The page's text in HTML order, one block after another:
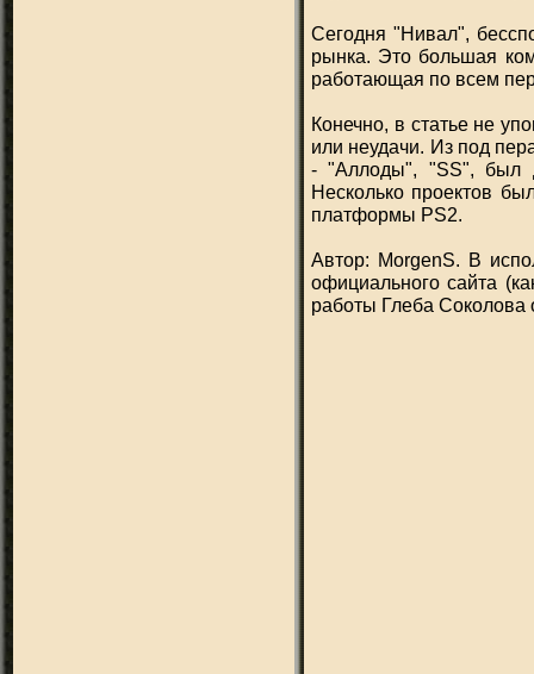
Сегодня "Нивал",
рынка. Это большая
работающая по всем
Конечно, в статье не
или неудачи. Из под
- "Аллоды", "SS", был
Несколько проектов
платформы PS2.
Автор: MorgenS. В
официального сайта
работы Глеба Соколова